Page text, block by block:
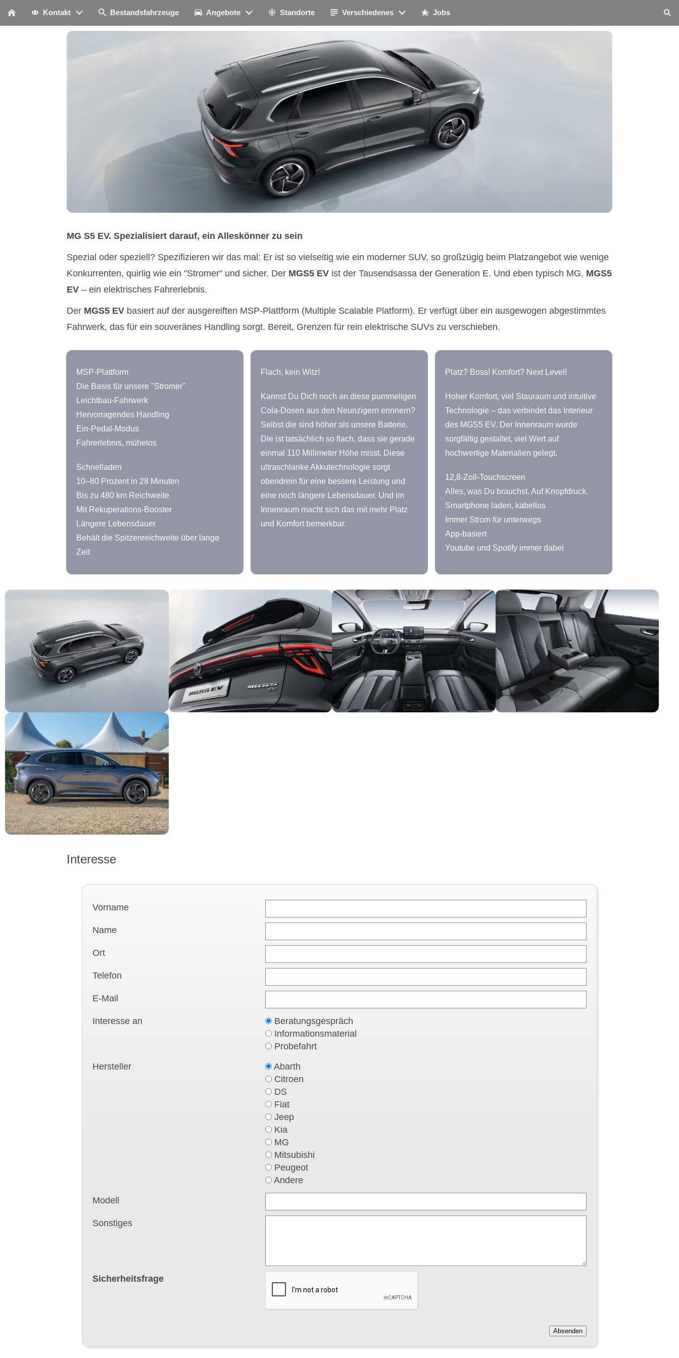
Kontakt Bestandsfahrzeuge Angebote Standorte Verschiedenes Jobs
MG S5 EV. Spezialisiert darauf, ein Alleskönner zu sein
Spezial oder speziell? Spezifizieren wir das mal: Er ist so vielseitig wie ein moderner SUV, so großzügig beim Platzangebot wie wenige
Konkurrenten, quirlig wie ein "Stromer" und sicher. Der MGS5 EV ist der Tausendsassa der Generation E. Und eben typisch MG. MGS5
EV – ein elektrisches Fahrerlebnis.
Der MGS5 EV basiert auf der ausgereiften MSP-Plattform (Multiple Scalable Platform). Er verfügt über ein ausgewogen abgestimmtes
Fahrwerk, das für ein souveränes Handling sorgt. Bereit, Grenzen für rein elektrische SUVs zu verschieben.
MSP-Plattform
Die Basis für unsere "Stromer"
Leichtbau-Fahrwerk
Hervorragendes Handling
Ein-Pedal-Modus
Fahrerlebnis, mühelos
Schnelladen
10–80 Prozent in 28 Minuten
Bis zu 480 km Reichweite
Mit Rekuperations-Booster
Längere Lebensdauer
Behält die Spitzenreichweite über lange
Zeit
Flach, kein Witz!
Kannst Du Dich noch an diese pummeligen
Cola-Dosen aus den Neunzigern erinnern?
Selbst die sind höher als unsere Batterie.
Die ist tatsächlich so flach, dass sie gerade
einmal 110 Millimeter Höhe misst. Diese
ultraschlanke Akkutechnologie sorgt
obendrein für eine bessere Leistung und
eine noch längere Lebensdauer. Und im
Innenraum macht sich das mit mehr Platz
und Komfort bemerkbar.
Platz? Boss! Komfort? Next Level!
Hoher Komfort, viel Stauraum und intuitive
Technologie – das verbindet das Interieur
des MGS5 EV. Der Innenraum wurde
sorgfältig gestaltet, viel Wert auf
hochwertige Materialien gelegt.
12,8-Zoll-Touchscreen
Alles, was Du brauchst. Auf Knopfdruck.
Smartphone laden, kabellos
Immer Strom für unterwegs
App-basiert
Youtube und Spotify immer dabei
Interesse
Vorname
Name
Ort
Telefon
E-Mail
Interesse an
Beratungsgespräch
Informationsmaterial
Probefahrt
Hersteller
Abarth
Citroen
DS
Fiat
Jeep
Kia
MG
Mitsubishi
Peugeot
Andere
Modell
Sonstiges
Sicherheitsfrage